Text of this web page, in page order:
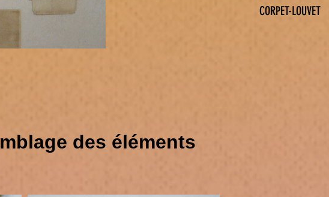
CORPET-LOUVET
des éléments